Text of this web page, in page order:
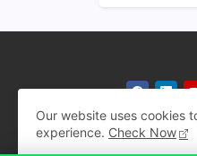
Our website uses cookies
experience. Check Now